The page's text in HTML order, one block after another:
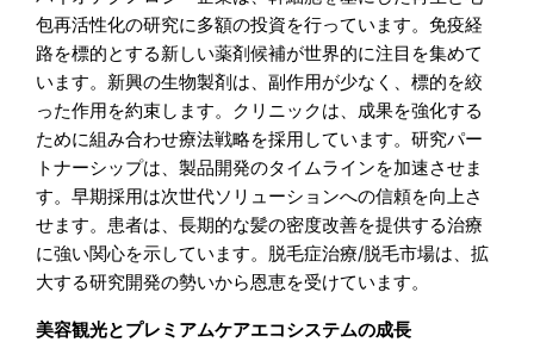
包再活性化の研究に多額の投資を行っています。免疫経
路を標的とする新しい薬剤候補が世界的に注目を集めて
います。新興の生物製剤は、副作用が少なく、標的を絞
った作用を約束します。クリニックは、成果を強化する
ために組み合わせ療法戦略を採用しています。研究パー
トナーシップは、製品開発のタイムラインを加速させま
す。早期採用は次世代ソリューションへの信頼を向上さ
せます。患者は、長期的な髪の密度改善を提供する治療
に強い関心を示しています。脱毛症治療/脱毛市場は、拡
大する研究開発の勢いから恩恵を受けています。
美容観光とプレミアムケアエコシステムの成長